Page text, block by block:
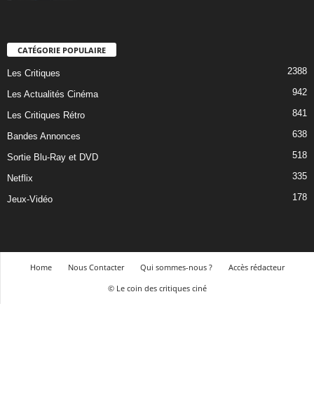
CATÉGORIE POPULAIRE
Les Critiques 2388
Les Actualités Cinéma 942
Les Critiques Rétro 841
Bandes Annonces 638
Sortie Blu-Ray et DVD 518
Netflix 335
Jeux-Vidéo 178
Home Nous Contacter Qui sommes-nous ?
Accès rédacteur
© Le coin des critiques ciné